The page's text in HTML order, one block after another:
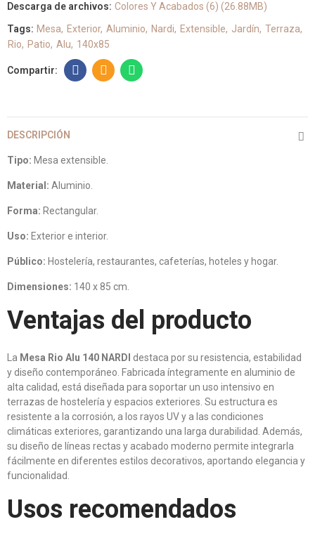
Descarga de archivos: Colores Y Acabados (6) (26.88MB)
Tags: Mesa Exterior Aluminio Nardi Extensible Jardín Terraza
Rio
Patio Alu 140x85
DESCRIPCIÓN
Tipo: Mesa extensible.
Material: Aluminio.
Forma: Rectangular.
Uso: Exterior e interior.
Público: Hostelería, restaurantes, cafeterías, hoteles y hogar.
Dimensiones: 140 x 85 cm.
Ventajas del producto
La Mesa Rio Alu 140 NARDI destaca por su resistencia, estabilidad
y diseño contemporáneo. Fabricada íntegramente en aluminio de
alta calidad, está diseñada para soportar un uso intensivo en
terrazas de hostelería y espacios exteriores. Su estructura es
resistente a la corrosión, a los rayos UV y a las condiciones
climáticas exteriores, garantizando una larga durabilidad. Además,
su diseño de líneas rectas y acabado moderno permite integrarla
fácilmente en diferentes estilos decorativos, aportando elegancia y
funcionalidad.
Usos recomendados